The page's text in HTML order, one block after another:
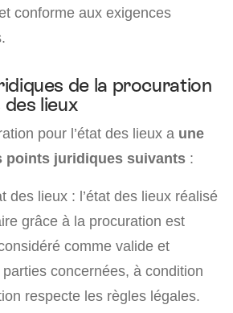
conforme aux exigences
de la procuration
lieux
pour l’état des lieux a une
points juridiques suivants :
des lieux : l’état des lieux réalisé
grâce à la procuration est
comme valide et
concernées, à condition
respecte les règles légales.